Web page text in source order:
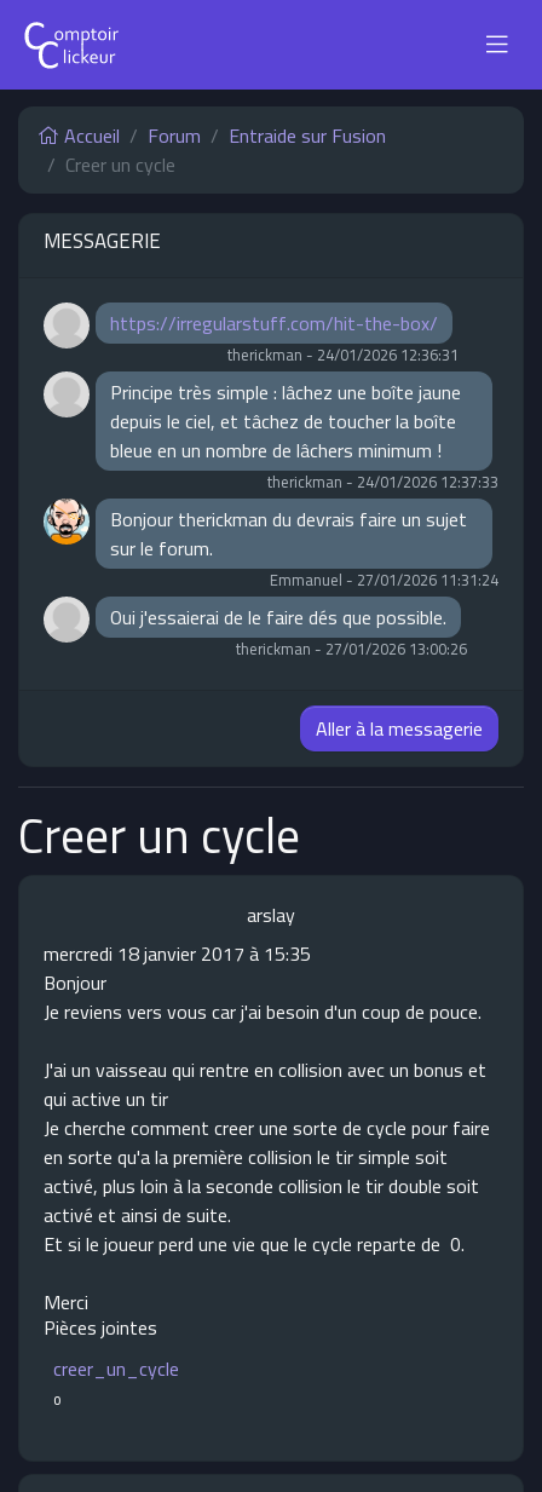
Accueil Forum
Entraide sur Fusion
Creer un cycle
MESSAGERIE
https://irregularstuff.com/hit-the-box/
therickman - 24/01/2026 12:36:31
Principe très simple : lâchez une boîte jaune
depuis le ciel, et tâchez de toucher la boîte
bleue en un nombre de lâchers minimum !
therickman - 24/01/2026 12:37:33
Bonjour therickman du devrais faire un sujet
sur le forum.
Emmanuel - 27/01/2026 11:31:24
Oui j'essaierai de le faire dés que possible.
therickman - 27/01/2026 13:00:26
Aller à la messagerie
Creer un cycle
arslay
mercredi 18 janvier 2017 à 15:35
Bonjour
Je reviens vers vous car j'ai besoin d'un coup de pouce.
J'ai un vaisseau qui rentre en collision avec un bonus et
qui active un tir
Je cherche comment creer une sorte de cycle pour faire
en sorte qu'a la première collision le tir simple soit
activé, plus loin à la seconde collision le tir double soit
activé et ainsi de suite.
Et si le joueur perd une vie que le cycle reparte de 0.
Merci
Pièces jointes
creer_un_cycle
o